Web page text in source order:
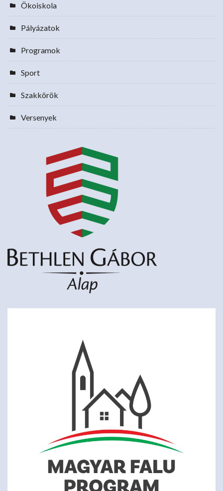
Ökoiskola
Pályázatok
Programok
Sport
Szakkörök
Versenyek